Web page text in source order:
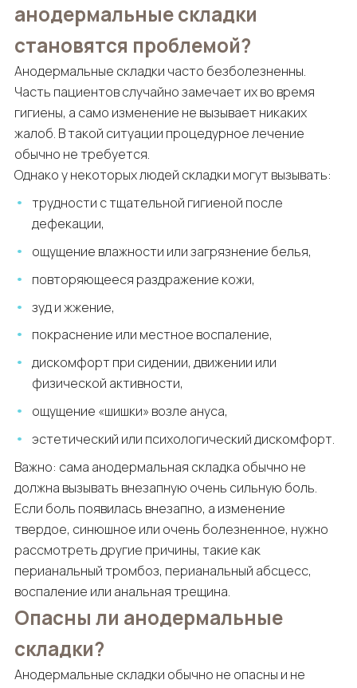
анодермальные складки
становятся проблемой?
Анодермальные складки часто безболезненны.
Часть пациентов случайно замечает их во время
гигиены, а само изменение не вызывает никаких
жалоб. В такой ситуации процедурное лечение
обычно не требуется.
Однако у некоторых людей складки могут вызывать:
трудности с тщательной гигиеной после
дефекации,
ощущение влажности или загрязнение белья,
повторяющееся раздражение кожи,
зуд и жжение,
покраснение или местное воспаление,
дискомфорт при сидении, движении или
физической активности,
ощущение «шишки» возле ануса,
эстетический или психологический дискомфорт.
Важно: сама анодермальная складка обычно не
должна вызывать внезапную очень сильную боль.
Если боль появилась внезапно, а изменение
твердое, синюшное или очень болезненное, нужно
рассмотреть другие причины, такие как
перианальный тромбоз, перианальный абсцесс,
воспаление или анальная трещина.
Опасны ли анодермальные
складки?
Анодермальные складки обычно не опасны и не